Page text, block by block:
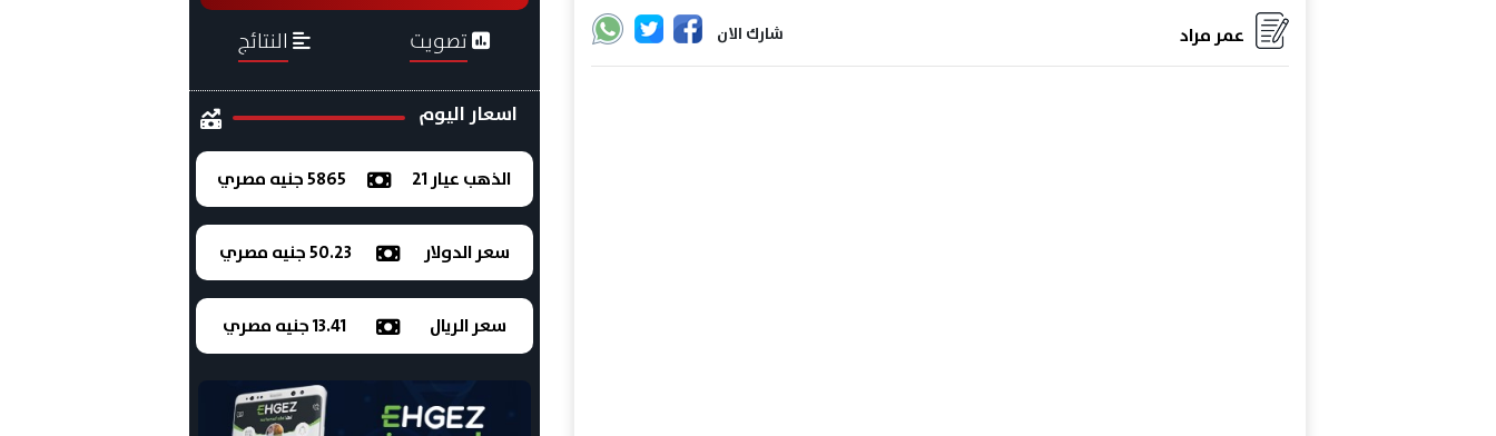
شارك الان عمر مراد تصويت النتائج
اسعار اليوم
الذهب عيار 21 5865 جنيه مصري
سعر الدولار 50.23 جنيه مصري
سعر الريال 13.41 جنيه مصري